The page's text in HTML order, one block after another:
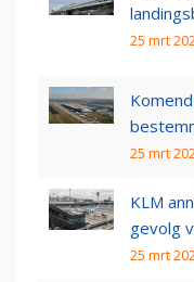
25 mrt
25 mrt
KLM
gevolg
25 mrt